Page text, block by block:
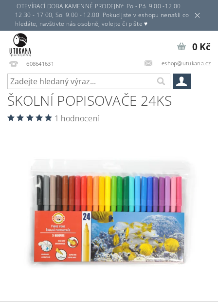
OTEVÍRACÍ DOBA KAMENNÉ PRODEJNY: Po - Pá 9.00 -12.00
12.30 - 17.00, So 9.00 - 12.00. Pokud jste v eshopu nenašli co
hledáte, navštivte nás osobně, volejte či pište ♥
608641631 eshop@utukana.cz
0 Kč
ŠKOLNÍ POPISOVAČE 24KS
1 hodnocení